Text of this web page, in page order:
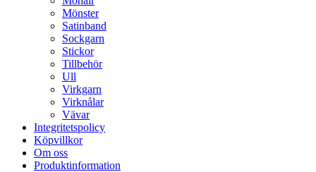
Mönster
Satinband
Sockgarn
Stickor
Tillbehör
Ull
Virkgarn
Virknålar
Vävar
Integritetspolicy
Köpvillkor
Om oss
Produktinformation